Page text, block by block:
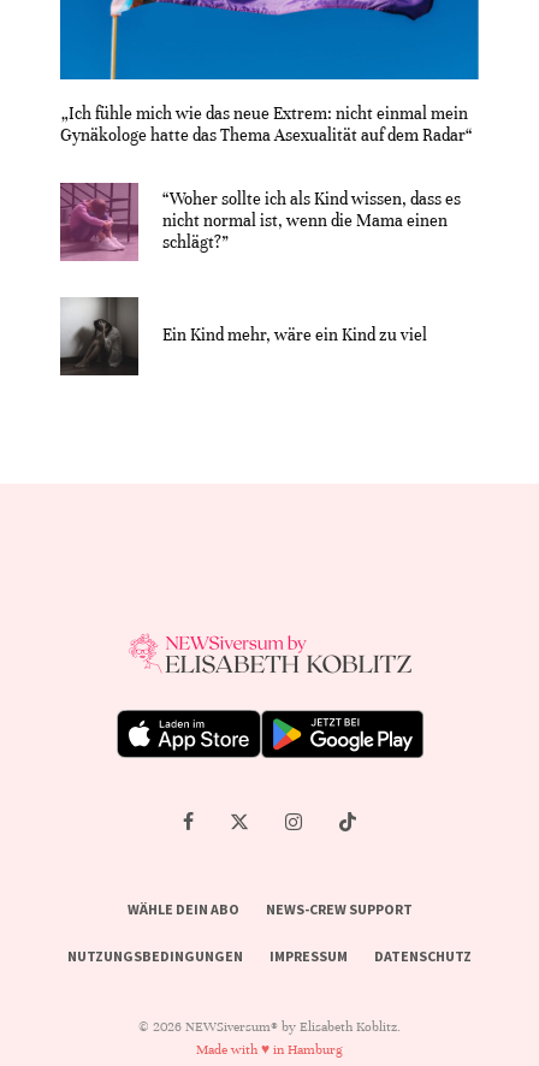
„Ich fühle mich wie das neue Extrem: nicht einmal mein
Gynäkologe hatte das Thema Asexualität auf dem Radar“
“Woher sollte ich als Kind wissen, dass es
nicht normal ist, wenn die Mama einen
schlägt?”
Ein Kind mehr, wäre ein Kind zu viel
WÄHLE DEIN ABO NEWS-CREW SUPPORT
NUTZUNGSBEDINGUNGEN IMPRESSUM DATENSCHUTZ
© 2026 NEWSiversum® by Elisabeth Koblitz.
Made with ♥ in Hamburg